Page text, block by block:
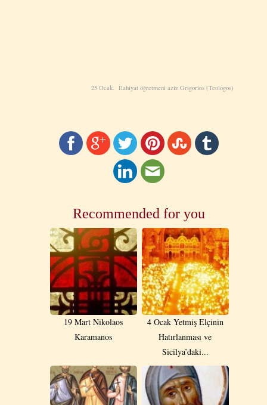
25 Ocak. İlahiyat öğretmeni aziz Grigorios (Teologos)
Recommended for you
19 Mart Nikolaos
Karamanos
4 Ocak Yetmiş Elçinin
Hatırlanması ve
Sicilya’daki...